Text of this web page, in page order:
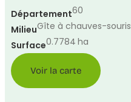
Département60
MilieuGîte à chauves-souris
Surface0.7784 ha
Voir la carte